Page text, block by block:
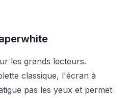
les grands lecteurs.
classique, l'écran à
pas les yeux et permet